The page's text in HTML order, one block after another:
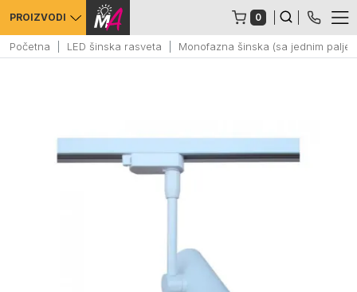
PROIZVODI 0
Početna LED šinska rasveta Monofazna šinska (sa jednim